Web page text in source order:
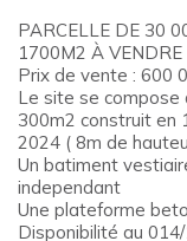
PARCELLE DE 30
1700M2 À VENDRE
Prix de vente : 600
Le site se compose
300m2 construit en
2024 ( 8m de
Un batiment
independant
Une plateforme
Disponibilité au